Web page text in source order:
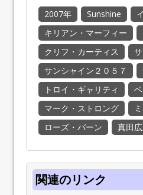
2007年 Sunshine
キリアン・マーフィー
クリフ・カーティス
サンシャイン２０５７
トロイ・ギャリティ
マーク・ストロング
ローズ・バーン
真田
関連のリンク